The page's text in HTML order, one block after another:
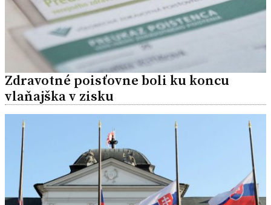
Zdravotné poisťovne boli ku koncu
vlaňajška v zisku